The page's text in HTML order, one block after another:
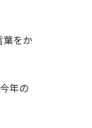
葉をか
年の